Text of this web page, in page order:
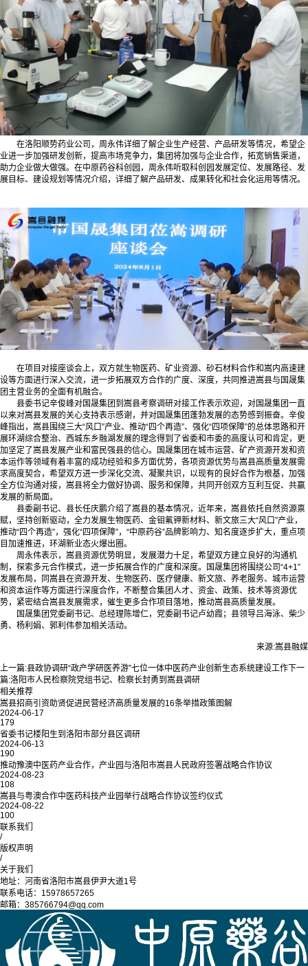
在洛阳顺势药业公司，周永伟详细了解企业生产经营、产品研发等情况，希望企
业进一步加强研发创新，提高市场竞争力，集团将加强与企业合作，拓宽销售渠道，
助力企业做大做强。在中原药谷科创园，周永伟听取科创园发展定位、发展路径、发
展目标、建设规划等情况介绍，详细了解产品研发、成果转化和社会化运用等情况。
在项目对接座谈会上，双方就生物医药、矿业资源、砂石材料合作和嵩内高速建
设等方面进行深入交流，进一步拓展双方合作的广度、深度，共同推进嵩县与国晟集
团主营业务的全面有机融合。
县委书记辛俊峰对国晟集团到嵩县考察调研对接工作表示欢迎，对国晟集团一直
以来对嵩县发展的关心支持表示感谢，并对国晟集团蓬勃发展的态势感到振奋。辛俊
峰指出，嵩县围绕三大“风口”产业、推动“四个再造”、强化“四项保障”的总体思路和开
展环湖综合整治、西城东乡融湖发展的理念得到了省委和市委的高度认可和肯定，更
加坚定了嵩县发展产业和富民强县的信心。国晟集团在城市运营、矿产资源开发和资
本运作等领域有着丰富的成功经验和多方面优势，各项资源优势与嵩县高质量发展需
求高度契合，希望双方进一步深化交流、凝聚共识，以现有的良好合作为根基，加强
全方位沟通对接，嵩县将全力做好协调、服务和保障，共同开创双方互利互促、共赢
发展的新局面。
县委副书记、县长任庆鹏介绍了嵩县的基本情况，近年来，嵩县依托自然资源禀
赋，坚持创新驱动，全力发展生物医药、金钼氟钾新材料、新文旅三大“风口”产业，
推动“四个再造”，强化“四项保障”，“中原药谷”品牌影响力、知名度逐步扩大，重点项
目加速推进，环湖新业态火爆出圈。
周永伟表示，嵩县资源优势明显，发展潜力十足，希望双方建立良好的沟通机
制，探索多元合作模式，进一步拓展合作的广度和深度。国晟集团将围绕公司“4+1”
发展布局，同嵩县在资源开发、生物医药、医疗健康、新文旅、养老服务、城市运营
和资本运作等方面进行深度合作，不断整合集团人才、资金、政策、技术等资源优
势，紧密结合嵩县发展需求，催生更多合作项目落地，推动嵩县高质量发展。
国晟集团党委副书记、总经理陈增仁，党委副书记卢幼霞；县领导吕海泳、柴少
勇、杨利娟、郭利伟参加相关活动。
来源:嵩县融媒
上一篇:县政协调研“政产学研医养游”七位一体中医药产业创新生态系统建设工作 下一
篇:洛阳市人民检察院党组书记、检察长封勇到嵩县调研
相关推荐
嵩县招商引资助贤促进民营经济高质量发展的16条举措政策图解
2024-06-17
179
省委书记楼阳生到洛阳市部分县区调研
2024-06-13
190
推动豫澳中医药产业合作，产业园与洛阳市嵩县人民政府签署战略合作协议
2024-08-23
108
嵩县与粤澳合作中医药科技产业园举行战略合作协议签约仪式
2024-08-22
100
联系我们
/
版权声明
/
关于我们
地址：河南省洛阳市嵩县伊尹大道1号
联系电话：15978657265
邮箱：385766794@qq.com